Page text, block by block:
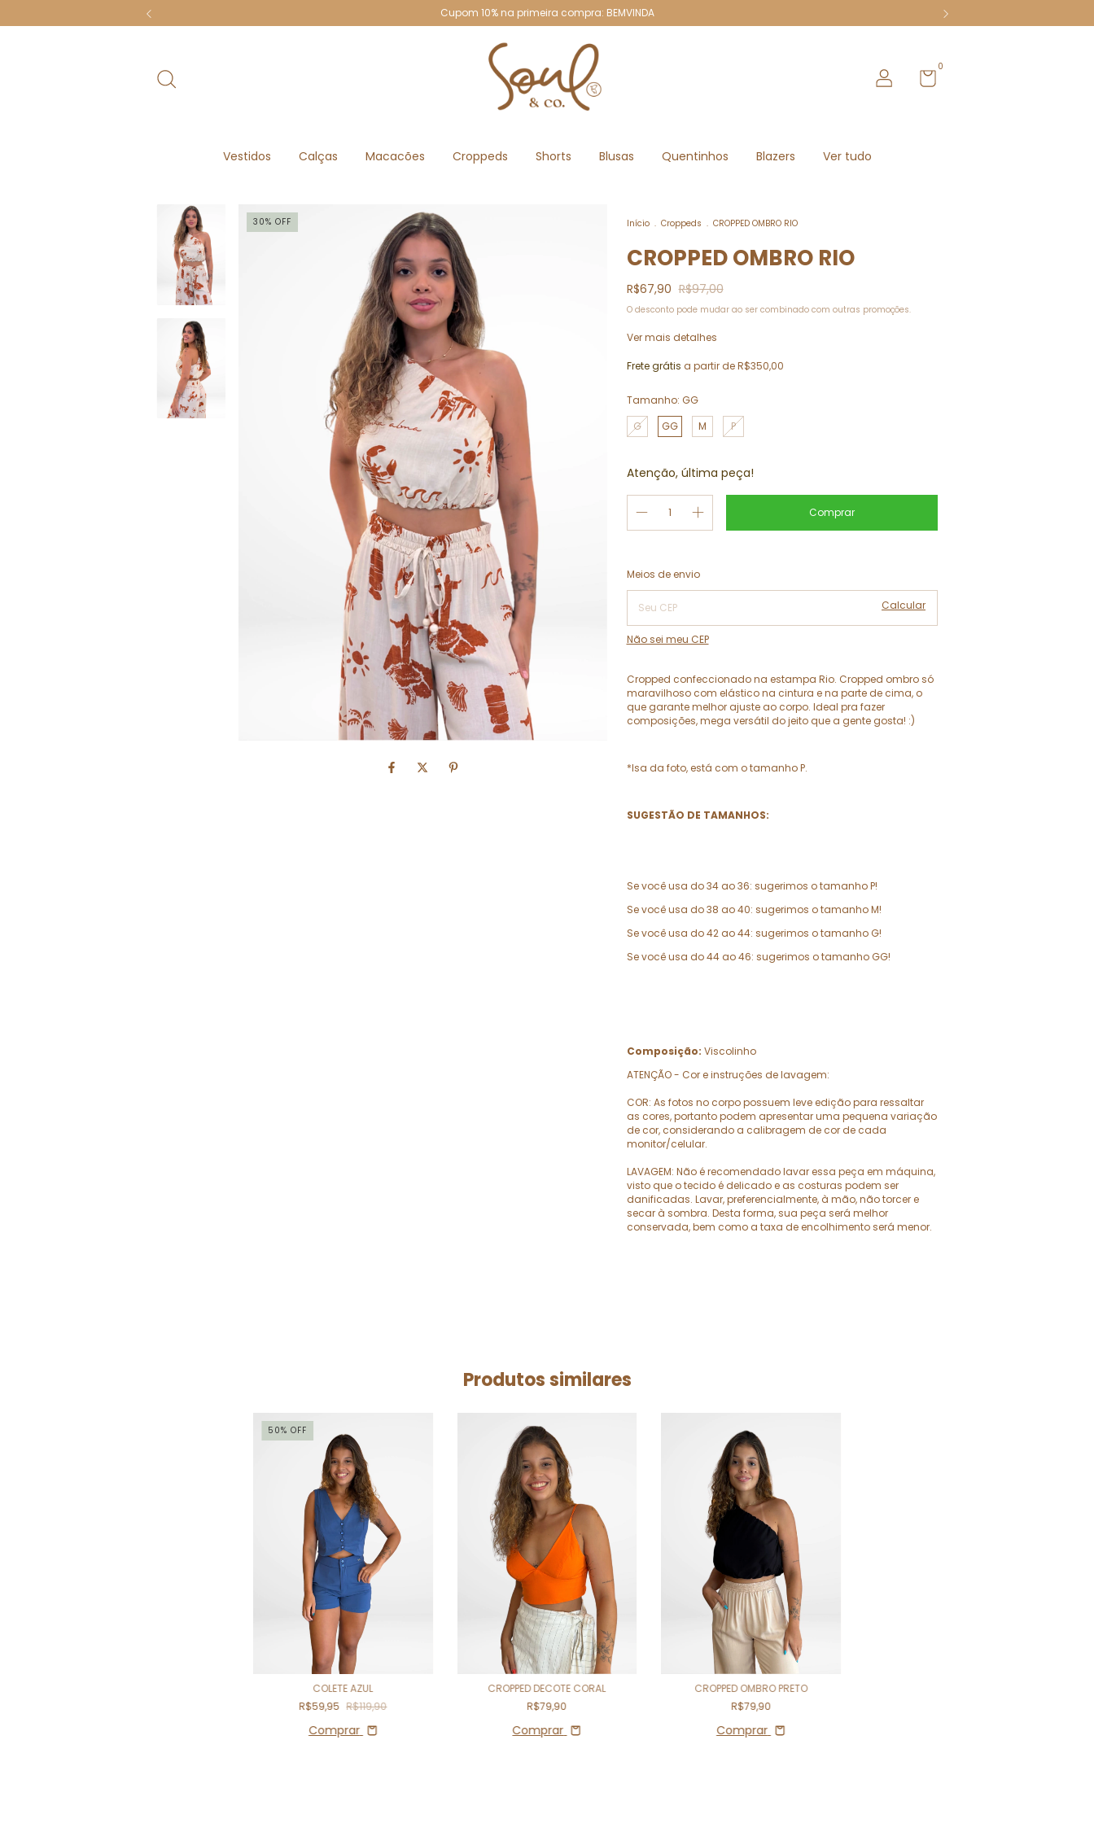
Cupom 10% na primeira compra: BEMVINDA
0
Vestidos Calças Macacões Croppeds Shorts Blusas Quentinhos Blazers Ver tudo
30% OFF Início . Croppeds . CROPPED OMBRO RIO
CROPPED OMBRO RIO
R$67,90 R$97,00
O desconto pode mudar ao ser combinado com outras promoções.
Ver mais detalhes
Frete grátis a partir deR$350,00
Tamanho: GG
G
GG M P
Atenção, última peça!
Entregas para o CEP:
Meios de envio
Calcular
Não sei meu CEP
Cropped confeccionado na estampa Rio. Cropped ombro só
maravilhoso com elástico na cintura e na parte de cima, o
que garante melhor ajuste ao corpo. Ideal pra fazer
composições, mega versátil do jeito que a gente gosta! :)
*Isa da foto, está com o tamanho P.
SUGESTÃO DE TAMANHOS:
Se você usa do 34 ao 36: sugerimos o tamanho P!
Se você usa do 38 ao 40: sugerimos o tamanho M!
Se você usa do 42 ao 44: sugerimos o tamanho G!
Se você usa do 44 ao 46: sugerimos o tamanho GG!
Composição: Viscolinho
ATENÇÃO - Cor e instruções de lavagem:
COR: As fotos no corpo possuem leve edição para ressaltar
as cores, portanto podem apresentar uma pequena variação
de cor, considerando a calibragem de cor de cada
monitor/celular.
LAVAGEM: Não é recomendado lavar essa peça em máquina,
visto que o tecido é delicado e as costuras podem ser
danificadas. Lavar, preferencialmente, à mão, não torcer e
secar à sombra. Desta forma, sua peça será melhor
conservada, bem como a taxa de encolhimento será menor.
Produtos similares
50%OFF
COLETE AZUL
R$59,95 R$119,90
Comprar
CROPPED DECOTE CORAL
R$79,90
Comprar
CROPPED OMBRO PRETO
R$79,90
Comprar